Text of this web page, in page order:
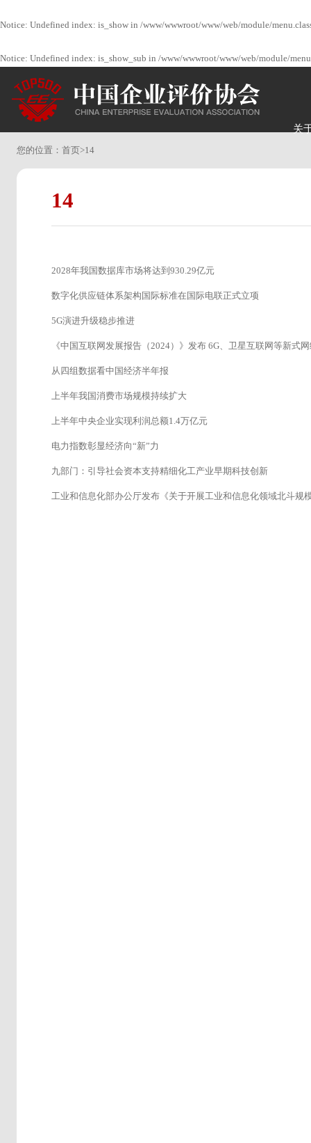
Notice: Undefined index: is_show in /www/wwwroot/www/web/module/
Notice: Undefined index: is_show_sub in /www/wwwroot/www/web/module/
关
您的位置： 首页>14
14
2028年我国数据库市场将达到930.29亿元
数字化供应链体系架构国际标准在国际电联正式立项
5G演进升级稳步推进
《中国互联网发展报告（2024）》发布 6G、卫星互联网等新式
从四组数据看中国经济半年报
上半年我国消费市场规模持续扩大
上半年中央企业实现利润总额1.4万亿元
电力指数彰显经济向“新”力
九部门：引导社会资本支持精细化工产业早期科技创新
工业和信息化部办公厅发布《关于开展工业和信息化领域北斗规